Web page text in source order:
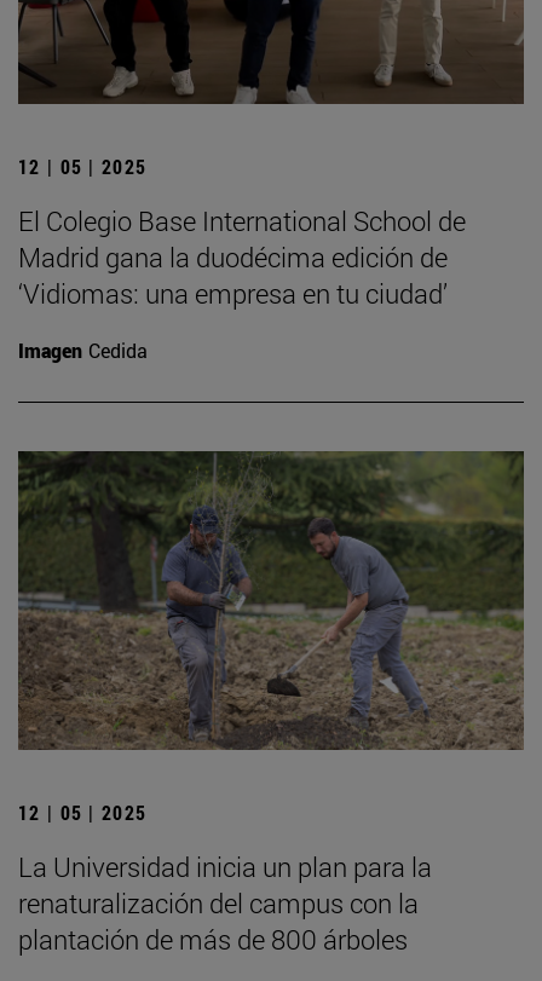
12 | 05 | 2025
El Colegio Base International School de
Madrid gana la duodécima edición de
‘Vidiomas: una empresa en tu ciudad’
Imagen Cedida
12 | 05 | 2025
La Universidad inicia un plan para la
renaturalización del campus con la
plantación de más de 800 árboles